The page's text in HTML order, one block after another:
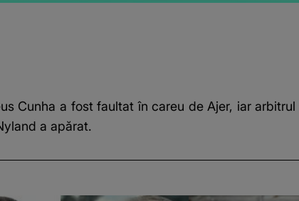
Cunha a fost faultat în careu de Ajer, iar
a apărat.